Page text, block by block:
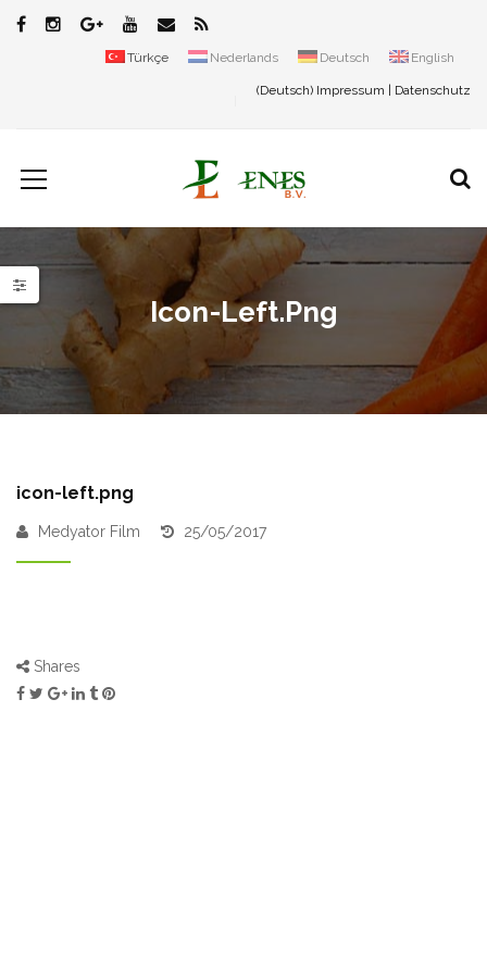
Türkçe Nederlands Deutsch English
(Deutsch) Impressum Datenschutz
Icon-Left.png
icon-left.png
Medyator Film 25/05/2017
Shares